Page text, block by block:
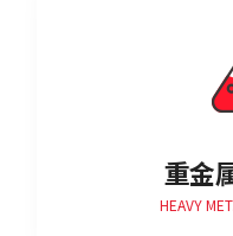
重金
HEAVY